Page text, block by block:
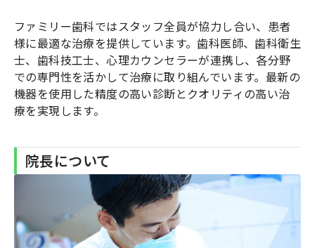
ファミリー歯科ではスタッフ全員が協力し合い、患者
様に最適な治療を提供しています。歯科医師、歯科衛生
士、歯科技工士、心理カウンセラーが連携し、各分野
での専門性を活かして治療に取り組んでいます。最新の
機器を使用した精度の高い診断とクオリティの高い治
療を実現します。
院長について